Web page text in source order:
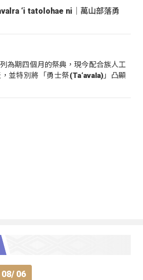
‘i tatolohae ni｜萬山部落勇
為期四個月的祭典，現今配合族人工
並特別將「勇士祭(Ta‘avala)」凸顯
06